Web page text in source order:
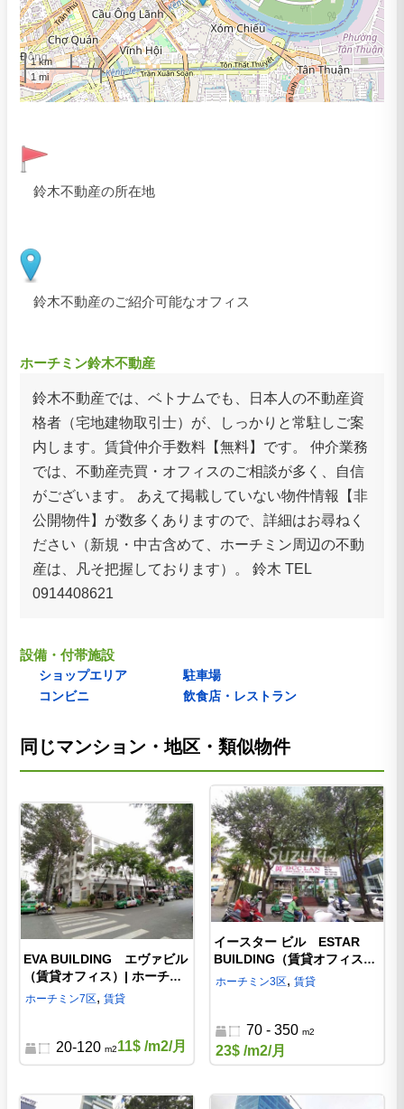
1 km
1 mi
鈴木不動産の所在地
鈴木不動産のご紹介可能なオフィス
ホーチミン鈴木不動産
鈴木不動産では、ベトナムでも、日本人の不動産資
格者（宅地建物取引士）が、しっかりと常駐しご案
内します。賃貸仲介手数料【無料】です。 仲介業務
では、不動産売買・オフィスのご相談が多く、自信
がございます。 あえて掲載していない物件情報【非
公開物件】が数多くありますので、詳細はお尋ねく
ださい（新規・中古含めて、ホーチミン周辺の不動
産は、凡そ把握しております）。 鈴木 TEL
0914408621
設備・付帯施設
ショップエリア
駐車場
コンビニ
飲食店・レストラン
同じマンション・地区・類似物件
EVA BUILDING エヴァビル
（賃貸オフィス）| ホーチミ
ン7区
ホーチミン7区, 賃貸
20-120 m211$ /m2/月
イースター ビル ESTAR
BUILDING（賃貸オフィス）|
ホーチミン3区のオフィス
ホーチミン3区, 賃貸
70 - 350 m2
23$ /m2/月